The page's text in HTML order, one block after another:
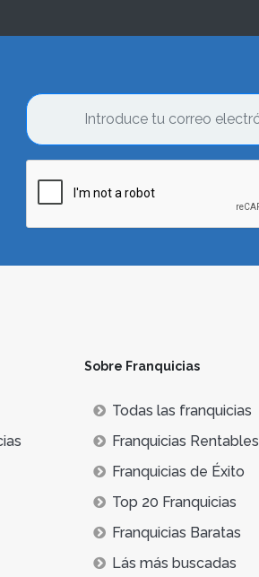
Sobre Franquicias
Todas las franquicias
Franquicias Rentables
Franquicias de Éxito
Top 20 Franquicias
Franquicias Baratas
Lás más buscadas